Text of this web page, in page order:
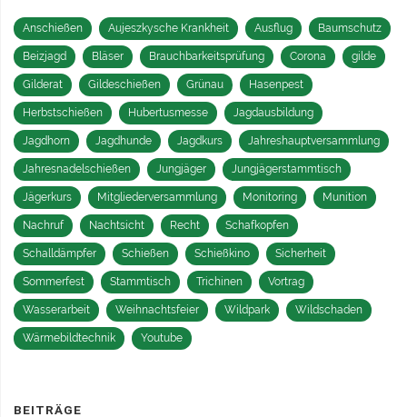
Anschießen Aujeszkysche Krankheit Ausflug Baumschutz
Beizjagd Bläser Brauchbarkeitsprüfung Corona gilde
Gilderat Gildeschießen Grünau Hasenpest
Herbstschießen Hubertusmesse Jagdausbildung
Jagdhorn Jagdhunde Jagdkurs Jahreshauptversammlung
Jahresnadelschießen Jungjäger Jungjägerstammtisch
Jägerkurs Mitgliederversammlung Monitoring Munition
Nachruf Nachtsicht Recht Schafkopfen
Schalldämpfer Schießen Schießkino Sicherheit
Sommerfest Stammtisch Trichinen Vortrag
Wasserarbeit Weihnachtsfeier Wildpark Wildschaden
Wärmebildtechnik Youtube
BEITRÄGE